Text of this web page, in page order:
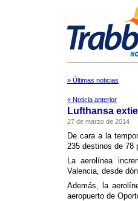
» Últimas noticias
« Noticia anterior
Lufthansa
27 de marzo de 2014
De cara a la
235 destinos de 78
La aerolí­nea
Valencia, desde
Además, la
aeropuerto de